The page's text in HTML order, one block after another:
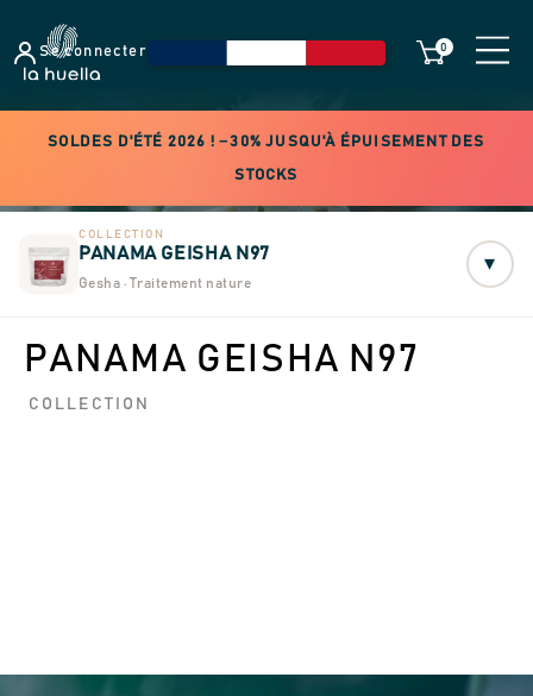
Se connecter 0
SOLDES D'ÉTÉ 2026 ! −30% JUSQU'À ÉPUISEMENT DES
STOCKS
COLLECTION
PANAMA GEISHA N97
Gesha · Traitement nature
▾
PANAMA GEISHA N97
COLLECTION